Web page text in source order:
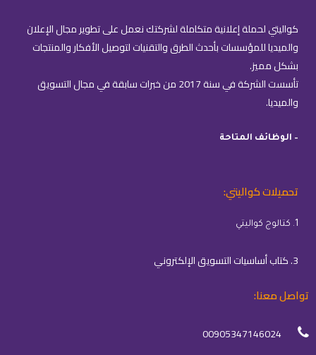
كواليتي لحملة إعلانية متكاملة لشركتك نعمل على تطوير مجال الإعلان
والميديا للمؤسسات بأحدث الطرق والتقنيات لتوصيل الأفكار والمنتجات
بشكل مميز.
تأسست الشركة في سنة 2017 من خبرات سابقة في مجال التسويق
والميديا.
– الوظائف المتاحة
تحميلات كواليتي:
1. كتالوج كواليتي
3. كتاب أساسيات التسويق الإلكتروني
تواصل معنا:
00905347146024